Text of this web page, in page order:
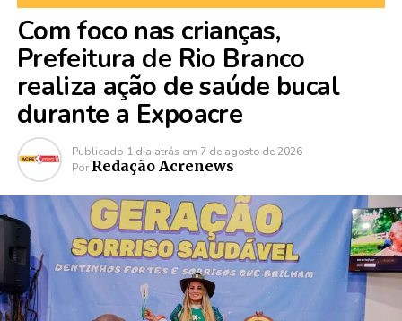
Com foco nas crianças,
Prefeitura de Rio Branco
realiza ação de saúde bucal
durante a Expoacre
Publicado 1 dia atrás em 7 de agosto de 2026
Por Redação Acrenews